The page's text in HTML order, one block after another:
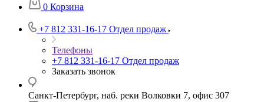
0 Корзина
+7 812 331-16-17 Отдел продаж
Телефоны
+7 812 331-16-17 Отдел продаж
Заказать звонок
Санкт-Петербург, наб. реки Волковки 7, офис 307